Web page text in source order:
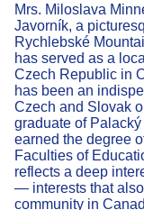
Mrs. Miloslava
Javorník, a
Rychlebské
has served as a
Czech Republic in
has been an
Czech and Slovak
graduate of
earned the degree
Faculties of
reflects a deep
— interests that
community in